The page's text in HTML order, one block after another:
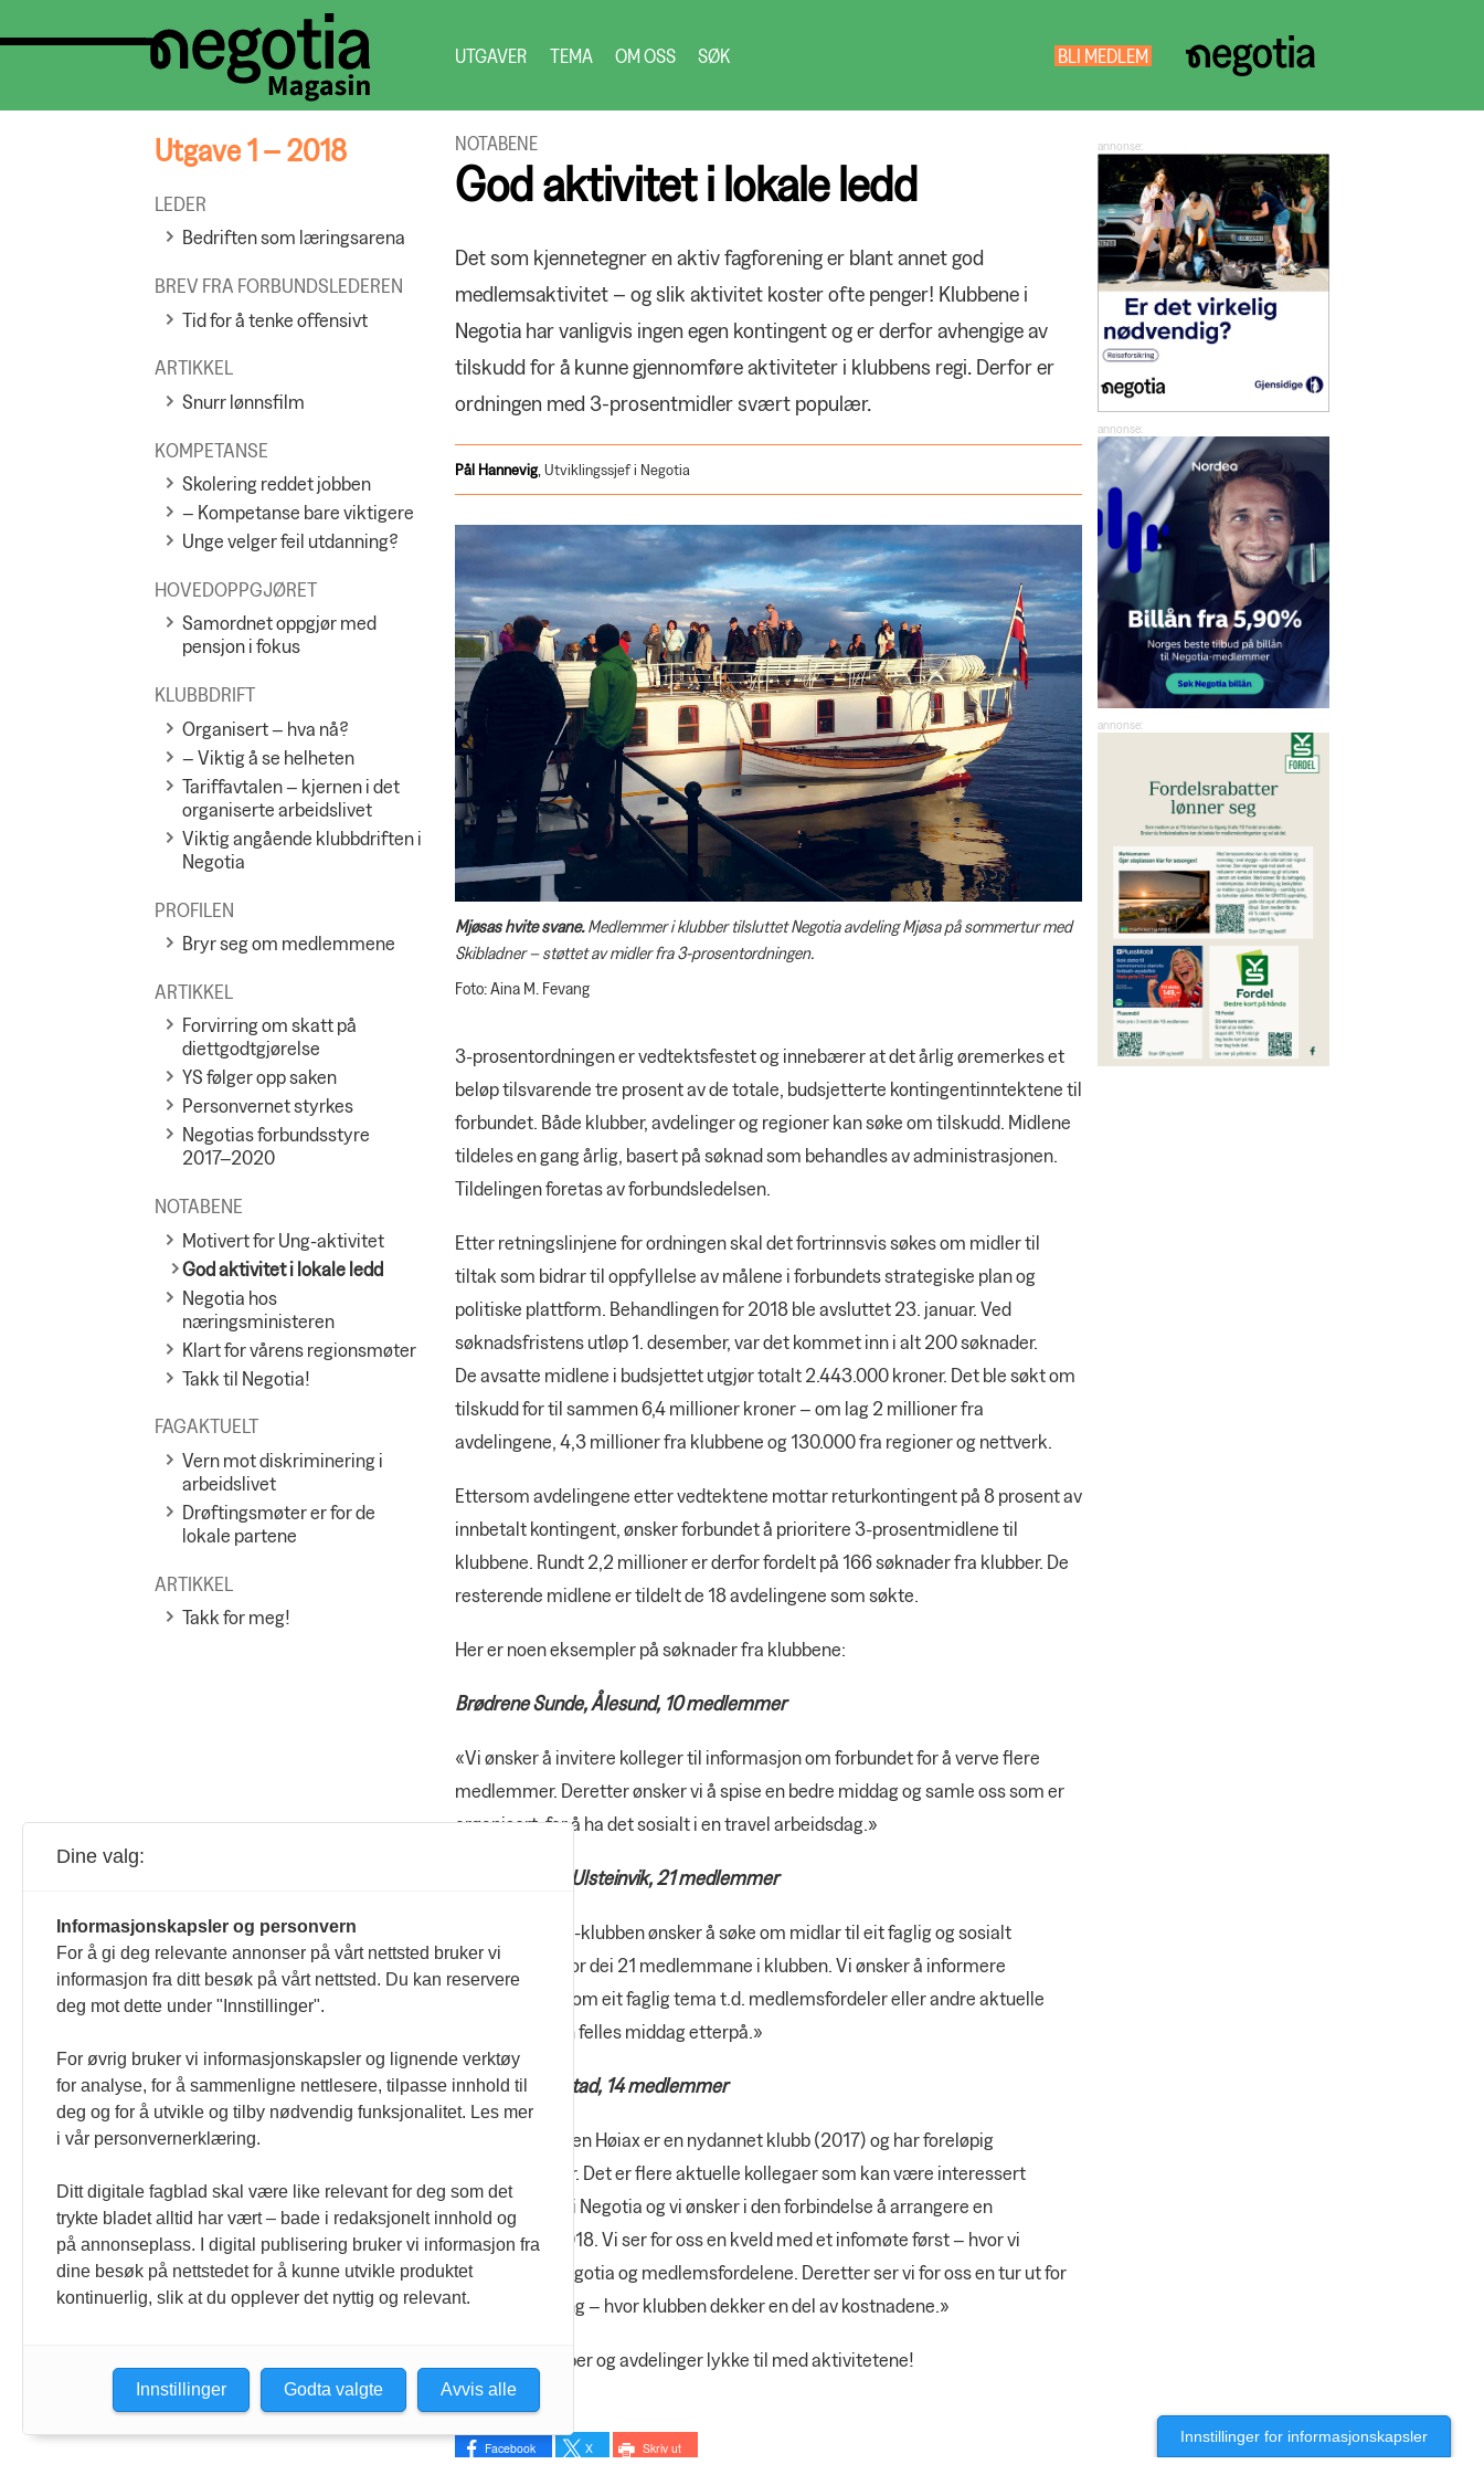
UTGAVER TEMA OM OSS SØK BLI MEDLEM NEGOTIA
Utgave 1 – 2018
LEDER
Bedriften som læringsarena
BREV FRA FORBUNDSLEDEREN
Tid for å tenke offensivt
ARTIKKEL
Snurr lønnsfilm
KOMPETANSE
Skolering reddet jobben
– Kompetanse bare viktigere
Unge velger feil utdanning?
HOVEDOPPGJØRET
Samordnet oppgjør med
pensjon i fokus
KLUBBDRIFT
Organisert – hva nå?
– Viktig å se helheten
Tariffavtalen – kjernen i det
organiserte arbeidslivet
Viktig angående klubbdriften i
Negotia
PROFILEN
Bryr seg om medlemmene
ARTIKKEL
Forvirring om skatt på
diettgodtgjørelse
YS følger opp saken
Personvernet styrkes
Negotias forbundsstyre
2017–2020
NOTABENE
Motivert for Ung-aktivitet
God aktivitet i lokale ledd
Negotia hos
næringsministeren
Klart for vårens regionsmøter
Takk til Negotia!
FAGAKTUELT
Vern mot diskriminering i
arbeidslivet
Drøftingsmøter er for de
lokale partene
ARTIKKEL
Takk for meg!
NOTABENE
God aktivitet i lokale ledd
Det som kjennetegner en aktiv fagforening er blant annet god
medlemsaktivitet – og slik aktivitet koster ofte penger! Klubbene i
Negotia har vanligvis ingen egen kontingent og er derfor avhengige av
tilskudd for å kunne gjennomføre aktiviteter i klubbens regi. Derfor er
ordningen med 3-prosentmidler svært populær.
Pål Hannevig, Utviklingssjef i Negotia
Mjøsas hvite svane. Medlemmer i klubber tilsluttet Negotia avdeling Mjøsa på sommertur med
Skibladner – støttet av midler fra 3-prosentordningen.
Foto: Aina M. Fevang
3-prosentordningen er vedtektsfestet og innebærer at det årlig øremerkes et
beløp tilsvarende tre prosent av de totale, budsjetterte kontingentinntektene til
forbundet. Både klubber, avdelinger og regioner kan søke om tilskudd. Midlene
tildeles en gang årlig, basert på søknad som behandles av administrasjonen.
Tildelingen foretas av forbundsledelsen.
Etter retningslinjene for ordningen skal det fortrinnsvis søkes om midler til
tiltak som bidrar til oppfyllelse av målene i forbundets strategiske plan og
politiske plattform. Behandlingen for 2018 ble avsluttet 23. januar. Ved
søknadsfristens utløp 1. desember, var det kommet inn i alt 200 søknader.
De avsatte midlene i budsjettet utgjør totalt 2.443.000 kroner. Det ble søkt om
tilskudd for til sammen 6,4 millioner kroner – om lag 2 millioner fra
avdelingene, 4,3 millioner fra klubbene og 130.000 fra regioner og nettverk.
Ettersom avdelingene etter vedtektene mottar returkontingent på 8 prosent av
innbetalt kontingent, ønsker forbundet å prioritere 3-prosentmidlene til
klubbene. Rundt 2,2 millioner er derfor fordelt på 166 søknader fra klubber. De
resterende midlene er tildelt de 18 avdelingene som søkte.
Her er noen eksempler på søknader fra klubbene:
Brødrene Sunde, Ålesund, 10 medlemmer
«Vi ønsker å invitere kolleger til informasjon om forbundet for å verve flere
medlemmer. Deretter ønsker vi å spise en bedre middag og samle oss som er
organisert, for å ha det sosialt i en travel arbeidsdag.»
Ulstein Group, Ulsteinvik, 21 medlemmer
«Ulstein Group-klubben ønsker å søke om midlar til eit faglig og sosialt
arrangement for dei 21 medlemmane i klubben. Vi ønsker å informere
medlemmane om eit faglig tema t.d. medlemsfordeler eller andre aktuelle
tema, pluss ein felles middag etterpå.»
Høiax, Fredrikstad, 14 medlemmer
«Negotiaklubben Høiax er en nydannet klubb (2017) og har foreløpig
14 medlemmer. Det er flere aktuelle kollegaer som kan være interessert
i medlemskap i Negotia og vi ønsker i den forbindelse å arrangere en
vervekveld i 2018. Vi ser for oss en kveld med et infomøte først – hvor vi
forteller om Negotia og medlemsfordelene. Deretter ser vi for oss en tur ut for
pizza og bowling – hvor klubben dekker en del av kostnadene.»
Vi ønsker klubber og avdelinger lykke til med aktivitetene!
Facebook X Skriv ut
Innstillinger for informasjonskapsler
Dine valg:
Informasjonskapsler og personvern
For å gi deg relevante annonser på vårt nettsted bruker vi
informasjon fra ditt besøk på vårt nettsted. Du kan reservere
deg mot dette under "Innstillinger".
For øvrig bruker vi informasjonskapsler og lignende verktøy
for analyse, for å sammenligne nettlesere, tilpasse innhold til
deg og for å utvikle og tilby nødvendig funksjonalitet. Les mer
i vår personvernerklæring.
Ditt digitale fagblad skal være like relevant for deg som det
trykte bladet alltid har vært – bade i redaksjonelt innhold og
på annonseplass. I digital publisering bruker vi informasjon fra
dine besøk på nettstedet for å kunne utvikle produktet
kontinuerlig, slik at du opplever det nyttig og relevant.
Avvis alle
Godta valgte
Innstillinger